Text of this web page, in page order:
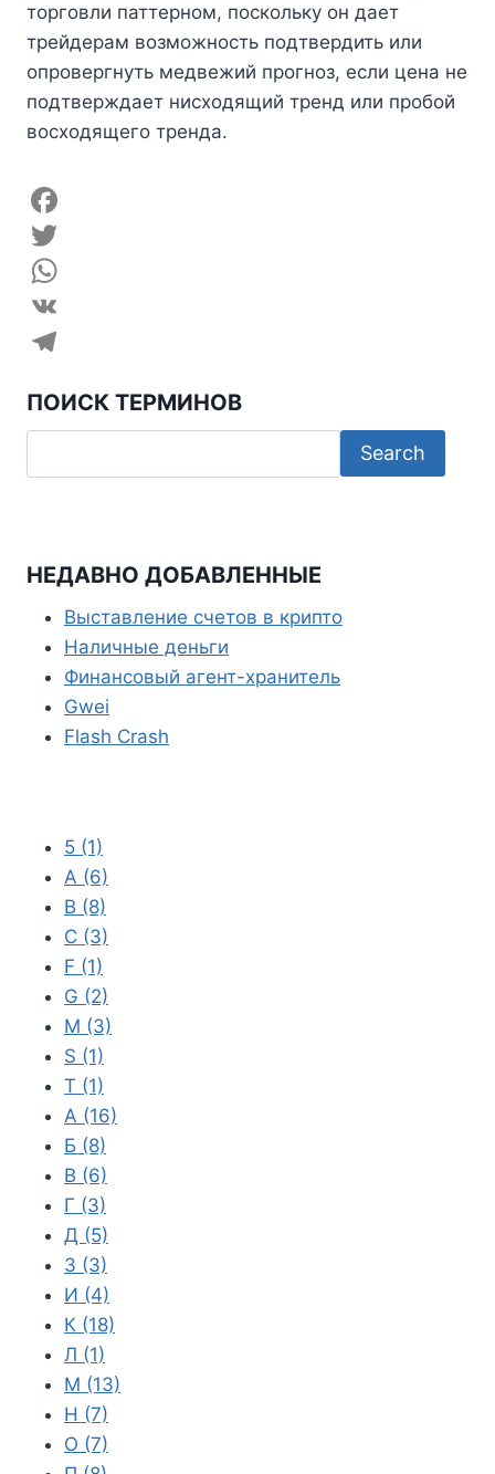
торговли паттерном, поскольку он дает
трейдерам возможность подтвердить или
опровергнуть медвежий прогноз, если цена не
подтверждает нисходящий тренд или пробой
восходящего тренда.
F
a
c
e
o
k
T
w
t
r
W
h
t
A
V
e
e
a
ПОИСК ТЕРМИНОВ
НЕДАВНО ДОБАВЛЕННЫЕ
Выставление счетов в крипто
Наличные деньги
Финансовый агент-хранитель
Gwei
Flash Crash
5 (1)
A (6)
B (8)
C (3)
F (1)
G (2)
M (3)
S (1)
T (1)
А (16)
Б (8)
В (6)
Г (3)
Д (5)
З (3)
И (4)
К (18)
Л (1)
М (13)
Н (7)
О (7)